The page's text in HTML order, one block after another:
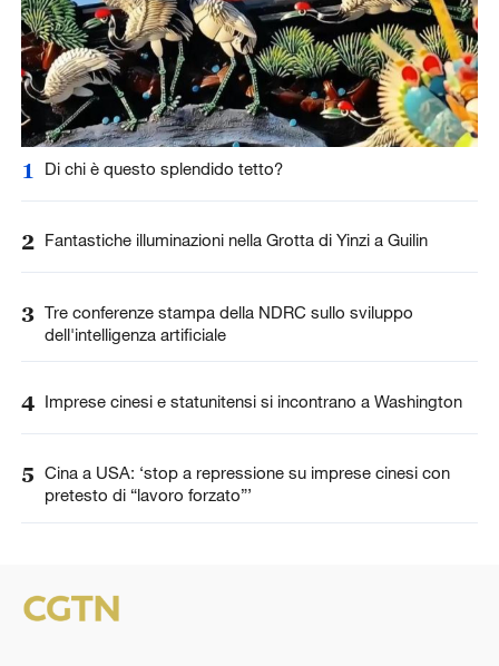
1 Di chi è questo splendido tetto?
2 Fantastiche illuminazioni nella Grotta di Yinzi a Guilin
3 Tre conferenze stampa della NDRC sullo sviluppo
dell'intelligenza artificiale
4 Imprese cinesi e statunitensi si incontrano a Washington
5 Cina a USA: ‘stop a repressione su imprese cinesi con
pretesto di “lavoro forzato”’